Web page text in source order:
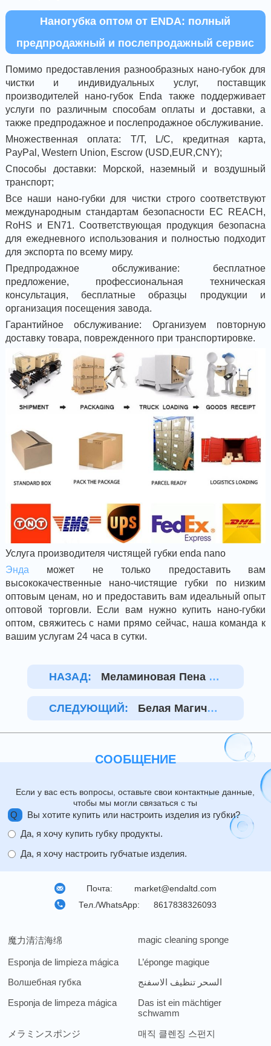
Наногубка оптом от ENDA: полный
предпродажный и послепродажный сервис
Помимо предоставления разнообразных нано-губок для
чистки и индивидуальных услуг, поставщик
производителей нано-губок Enda также поддерживает
услуги по различным способам оплаты и доставки, а
также предпродажное и послепродажное обслуживание.
Множественная оплата: T/T, L/C, кредитная карта,
PayPal, Western Union, Escrow (USD,EUR,CNY);
Способы доставки: Морской, наземный и воздушный
транспорт;
Все наши нано-губки для чистки строго соответствуют
международным стандартам безопасности ЕС REACH,
RoHS и EN71. Соответствующая продукция безопасна
для ежедневного использования и полностью подходит
для экспорта по всему миру.
Предпродажное обслуживание: бесплатное
предложение, профессиональная техническая
консультация, бесплатные образцы продукции и
организация посещения завода.
Гарантийное обслуживание: Организуем повторную
доставку товара, поврежденного при транспортировке.
Услуга производителя чистящей губки enda nano
Энда может не только предоставить вам
высококачественные нано-чистящие губки по низким
оптовым ценам, но и предоставить вам идеальный опыт
оптовой торговли. Если вам нужно купить нано-губки
оптом, свяжитесь с нами прямо сейчас, наша команда к
вашим услугам 24 часа в сутки.
НАЗАД:
Меламиновая Пена Н
Изкой Плотности
СЛЕДУЮЩИЙ:
Белая Магичес
Кая Губка
СООБЩЕНИЕ
Если у вас есть вопросы, оставьте свои контактные данные,
чтобы мы могли связаться с ты
Q
Вы хотите купить или настроить изделия из губки?
Да, я хочу купить губку продукты.
Да, я хочу настроить губчатые изделия.
Почта:
market@endaltd.com
Тел./WhatsApp:
8617838326093
魔力清洁海绵 magic cleaning sponge
Esponja de limpieza mágica
L’éponge magique
Волшебная губка
السحر تنظيف الاسفنج
Esponja de limpeza mágica
Das ist ein mächtiger
schwamm
メラミンスポンジ
매직 클렌징 스펀지